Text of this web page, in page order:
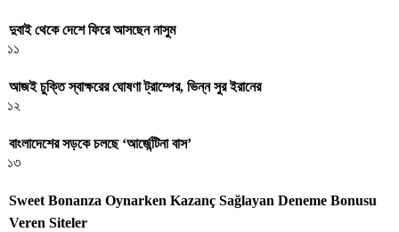
দুবাই থেকে দেশে ফিরে আসছেন নাসুম
১১
আজই চুক্তি স্বাক্ষরের ঘোষণা ট্রাম্পের, ভিন্ন সুর ইরানের
১২
বাংলাদেশের সড়কে চলছে ‘আর্জেন্টিনা বাস’
১৩
Sweet Bonanza Oynarken Kazanç Sağlayan Deneme Bonusu
Veren Siteler